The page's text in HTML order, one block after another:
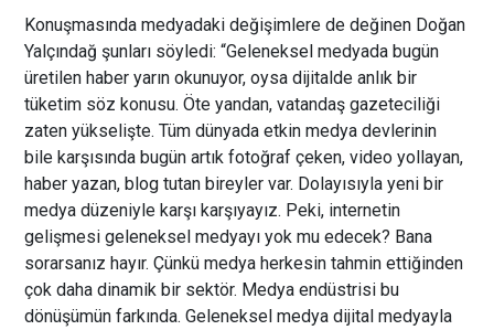
Konuşmasında medyadaki değişimlere de değinen Doğan
Yalçındağ şunları söyledi: “Geleneksel medyada bugün
üretilen haber yarın okunuyor, oysa dijitalde anlık bir
tüketim söz konusu. Öte yandan, vatandaş gazeteciliği
zaten yükselişte. Tüm dünyada etkin medya devlerinin
bile karşısında bugün artık fotoğraf çeken, video yollayan,
haber yazan, blog tutan bireyler var. Dolayısıyla yeni bir
medya düzeniyle karşı karşıyayız. Peki, internetin
gelişmesi geleneksel medyayı yok mu edecek? Bana
sorarsanız hayır. Çünkü medya herkesin tahmin ettiğinden
çok daha dinamik bir sektör. Medya endüstrisi bu
dönüşümün farkında. Geleneksel medya dijital medyayla